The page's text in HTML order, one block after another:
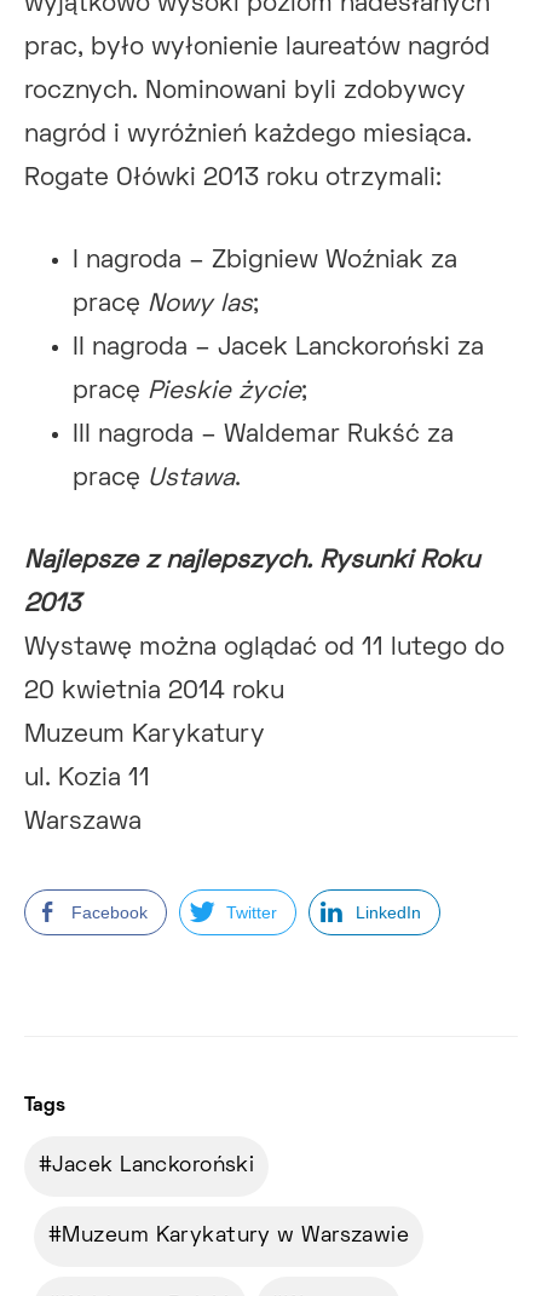
wyjątkowo wysoki poziom nadesłanych
prac, było wyłonienie laureatów nagród
rocznych. Nominowani byli zdobywcy
nagród i wyróżnień każdego miesiąca.
Rogate Ołówki 2013 roku otrzymali:
I nagroda – Zbigniew Woźniak za
pracę Nowy las;
II nagroda – Jacek Lanckoroński za
pracę Pieskie życie;
III nagroda – Waldemar Rukść za
pracę Ustawa.
Najlepsze z najlepszych. Rysunki Roku
2013
Wystawę można oglądać od 11 lutego do
20 kwietnia 2014 roku
Muzeum Karykatury
ul. Kozia 11
Warszawa
Facebook Twitter LinkedIn
Tags
Jacek Lanckoroński
Muzeum Karykatury w Warszawie